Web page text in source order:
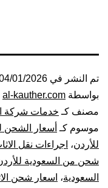
تم النشر في 01/2026
بواسطة al-kauther.com
مصنف كـ خدمات شركة
موسوم كـ أسعار الشحن
للأردن، اجراءات نقل
شحن من السعودية
السعودية، اسعار شحن